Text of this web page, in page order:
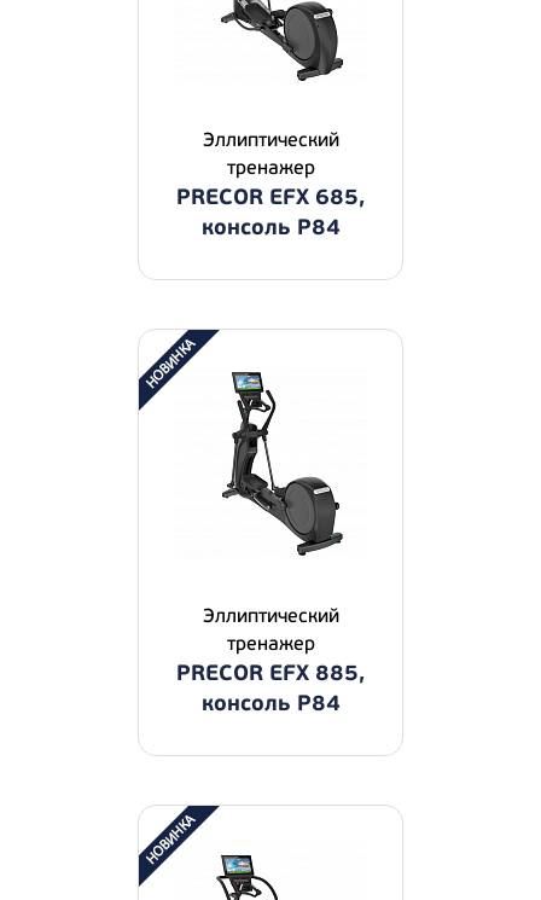
Эллиптический
тренажер
PRECOR EFX 685,
консоль P84
Эллиптический
тренажер
PRECOR EFX 885,
консоль P84